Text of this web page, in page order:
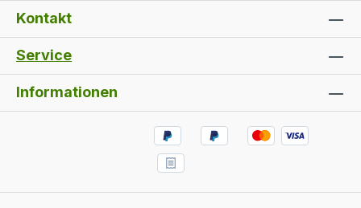
den entsprechenden Bohrungen.
Kontakt
Service
Informationen